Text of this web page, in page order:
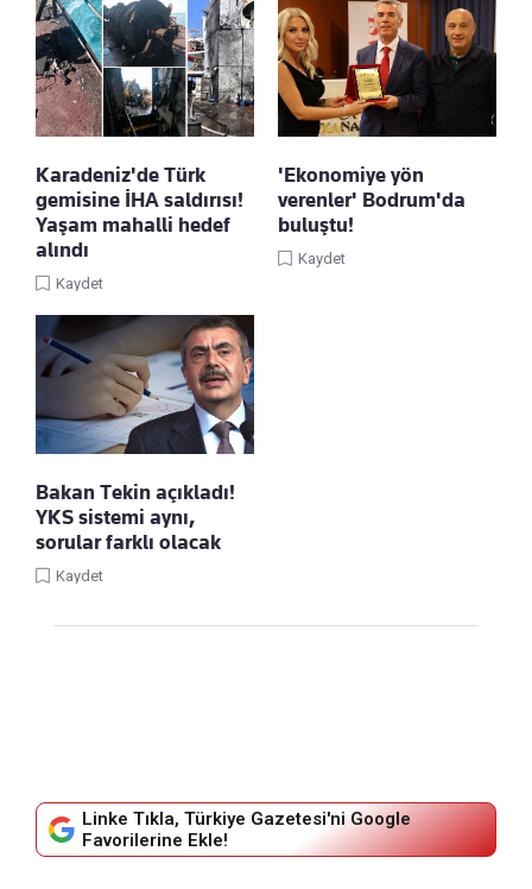
Karadeniz'de Türk
gemisine İHA saldırısı!
Yaşam mahalli hedef
alındı
Kaydet
'Ekonomiye yön
verenler' Bodrum'da
buluştu!
Kaydet
Bakan Tekin açıkladı!
YKS sistemi aynı,
sorular farklı olacak
Kaydet
Linke Tıkla, Türkiye Gazetesi'ni Google
Favorilerine Ekle!